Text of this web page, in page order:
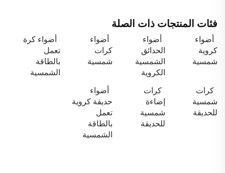
فئات المنتجات ذات الصلة
أضواء
كروية
شمسية
أضواء
الحدائق
الشمسية
الكروية
أضواء
كرات
شمسية
أضواء كرة
تعمل
بالطاقة
الشمسية
كرات
شمسية
للحديقة
كرات
إضاءة
شمسية
للحديقة
أضواء
حديقة كروية
تعمل
بالطاقة
الشمسية